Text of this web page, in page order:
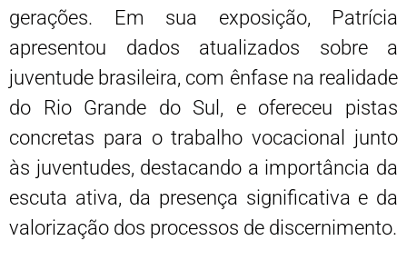
gerações. Em sua exposição, Patrícia
apresentou dados atualizados sobre a
juventude brasileira, com ênfase na realidade
do Rio Grande do Sul, e ofereceu pistas
concretas para o trabalho vocacional junto
às juventudes, destacando a importância da
escuta ativa, da presença significativa e da
valorização dos processos de discernimento.